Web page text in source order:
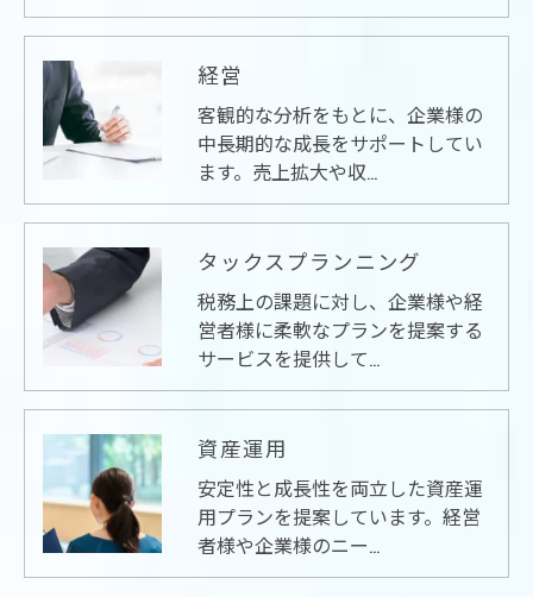
経営
客観的な分析をもとに、企業様の
中長期的な成長をサポートしてい
ます。売上拡大や収…
タックスプランニング
税務上の課題に対し、企業様や経
営者様に柔軟なプランを提案する
サービスを提供して…
資産運用
安定性と成長性を両立した資産運
用プランを提案しています。経営
者様や企業様のニー…